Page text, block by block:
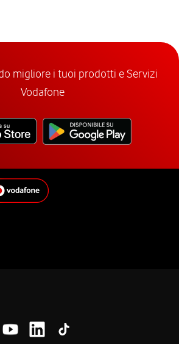
migliore i tuoi prodotti e Servizi
Vodafone